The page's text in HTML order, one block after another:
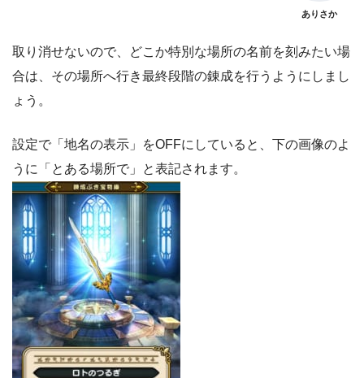
ありさか
取り消せないので、どこか特別な場所の名前を刻みたい場
合は、その場所へ行き最終段階の錬成を行うようにしまし
ょう。
設定で「地名の表示」をOFFにしていると、下の画像のよ
うに「とある場所で」と表記されます。